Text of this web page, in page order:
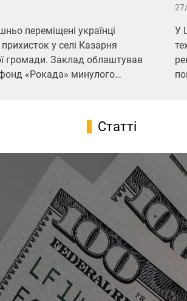
переміщені українці
у селі Казарня
громади. Заклад облаштував
«Рокада» минулого…
У
Статті